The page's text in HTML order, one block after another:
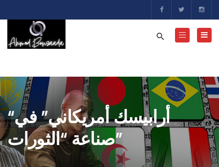
“أرابيسك أمريكاني” في
صناعة “الثورات”